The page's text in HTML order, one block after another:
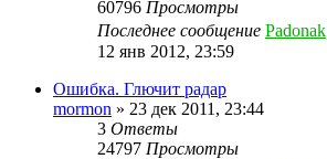
60796 Просмотры
Последнее сообщение Padonak
12 янв 2012, 23:59
Ошибка. Глючит радар
mormon » 23 дек 2011, 23:44
3 Ответы
24797 Просмотры